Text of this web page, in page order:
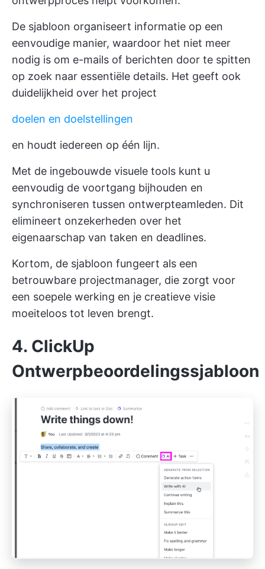
De sjabloon organiseert informatie op een
eenvoudige manier, waardoor het niet meer
nodig is om e-mails of berichten door te spitten
op zoek naar essentiële details. Het geeft ook
duidelijkheid over het project
doelen en doelstellingen
en houdt iedereen op één lijn.
Met de ingebouwde visuele tools kunt u
eenvoudig de voortgang bijhouden en
synchroniseren tussen ontwerpteamleden. Dit
elimineert onzekerheden over het
eigenaarschap van taken en deadlines.
Kortom, de sjabloon fungeert als een
betrouwbare projectmanager, die zorgt voor
een soepele werking en je creatieve visie
moeiteloos tot leven brengt.
4. ClickUp
Ontwerpbeoordelingssjabloon